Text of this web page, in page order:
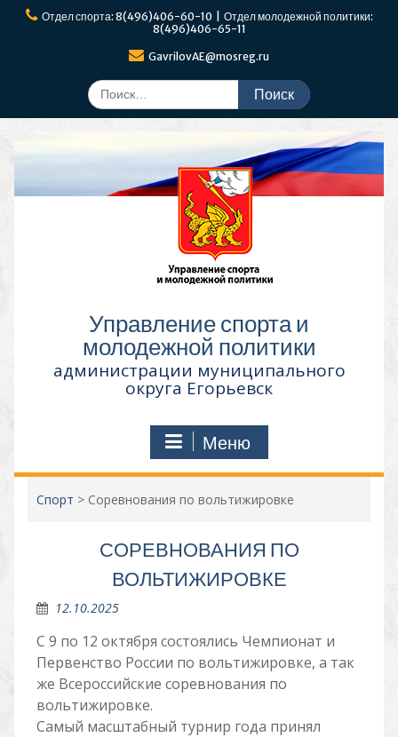
ПерейтиОтдел спорта: 8(496)406-60-10 | Отдел молодежной политики:
8(496)406-65-11
GavrilovAE@mosreg.ru
Поиск
по:
Управление спорта и
молодежной политики
администрации муниципального
округа Егорьевск
Меню
Спорт > Соревнования по вольтижировке
СОРЕВНОВАНИЯ ПО
ВОЛЬТИЖИРОВКЕ
12.10.2025
С 9 по 12 октября состоялись Чемпионат и
Первенство России по вольтижировке, а так
же Всероссийские соревнования по
вольтижировке.
Самый масштабный турнир года принял